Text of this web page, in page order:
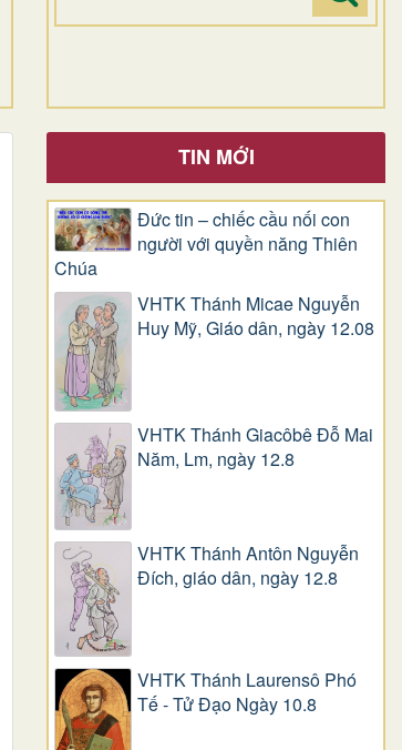
TIN MỚI
Đức tin – chiếc cầu nối con
người với quyền năng Thiên
Chúa
VHTK Thánh Micae Nguyễn
Huy Mỹ, Giáo dân, ngày 12.08
VHTK Thánh Giacôbê Ðỗ Mai
Năm, Lm, ngày 12.8
VHTK Thánh Antôn Nguyễn
Ðích, giáo dân, ngày 12.8
VHTK Thánh Laurensô Phó
Tế - Tử Đạo Ngày 10.8